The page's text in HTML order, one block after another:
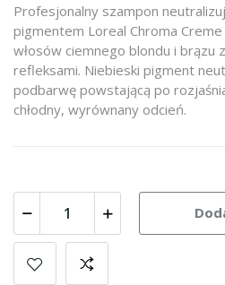
Profesjonalny szampon
pigmentem Loreal Chroma
włosów ciemnego blondu i brązu
refleksami. Niebieski pigment
podbarwę powstającą po
chłodny, wyrównany odcień.